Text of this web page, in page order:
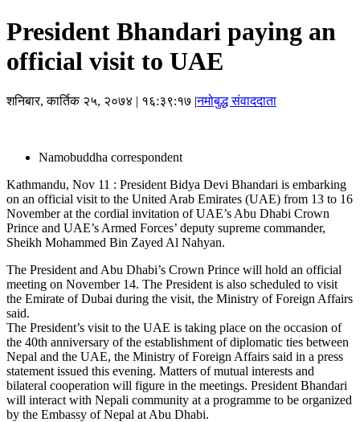
President Bhandari paying an
official visit to UAE
शनिबार, कार्तिक २५, २०७४ | १६:३९:१७ |नमोबुद्ध संवाददाता
Namobuddha correspondent
Kathmandu, Nov 11 : President Bidya Devi Bhandari is embarking
on an official visit to the United Arab Emirates (UAE) from 13 to 16
November at the cordial invitation of UAE’s Abu Dhabi Crown
Prince and UAE’s Armed Forces’ deputy supreme commander,
Sheikh Mohammed Bin Zayed Al Nahyan.
The President and Abu Dhabi’s Crown Prince will hold an official
meeting on November 14. The President is also scheduled to visit
the Emirate of Dubai during the visit, the Ministry of Foreign Affairs
said.
The President’s visit to the UAE is taking place on the occasion of
the 40th anniversary of the establishment of diplomatic ties between
Nepal and the UAE, the Ministry of Foreign Affairs said in a press
statement issued this evening. Matters of mutual interests and
bilateral cooperation will figure in the meetings. President Bhandari
will interact with Nepali community at a programme to be organized
by the Embassy of Nepal at Abu Dhabi.